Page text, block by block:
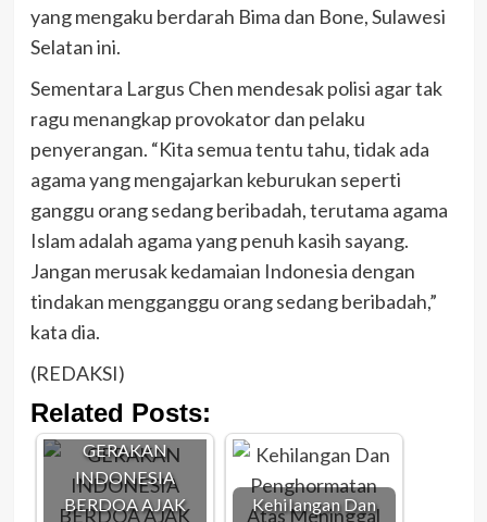
yang mengaku berdarah Bima dan Bone, Sulawesi
Selatan ini.
Sementara Largus Chen mendesak polisi agar tak
ragu menangkap provokator dan pelaku
penyerangan. “Kita semua tentu tahu, tidak ada
agama yang mengajarkan keburukan seperti
ganggu orang sedang beribadah, terutama agama
Islam adalah agama yang penuh kasih sayang.
Jangan merusak kedamaian Indonesia dengan
tindakan mengganggu orang sedang beribadah,”
kata dia.
(REDAKSI)
Related Posts:
GERAKAN
INDONESIA
BERDOA AJAK
Kehilangan Dan